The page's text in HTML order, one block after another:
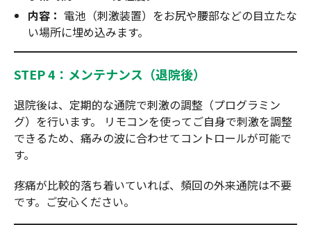
内容： 電池（刺激装置）をお尻や腰部などの目立たな
い場所に埋め込みます。
STEP 4：メンテナンス（退院後）
退院後は、定期的な通院で刺激の調整（プログラミン
グ）を行います。 リモコンを使ってご自身で刺激を調整
できるため、痛みの波に合わせてコントロールが可能で
す。
疼痛が比較的落ち着いていれば、頻回の外来通院は不要
です。ご安心ください。